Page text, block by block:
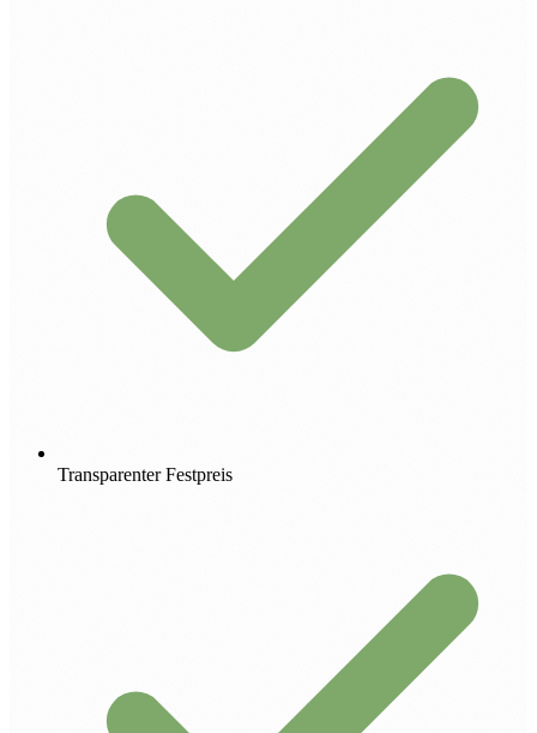
Transparenter Festpreis